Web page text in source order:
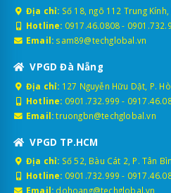
Địa chỉ: Số 18, ngõ 112 Trung
Hotline: 0917.46.0808-
Email: sam89@techglobal.vn
VPGD Đà Nẵng
Địa chỉ: 127 Nguyễn Hữu Dật, P.
Hotline: 0901.732.999 -
Email: truongbn@techglobal.vn
VPGD TP.HCM
Địa chỉ: Số 52, Bàu Cát 2, P. Tân
Hotline: 0901.732.999 -
Email: dohoang@techglobal.vn